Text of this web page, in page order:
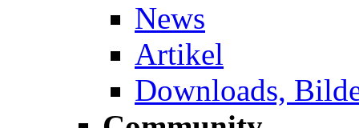
News
Artikel
Downloads,